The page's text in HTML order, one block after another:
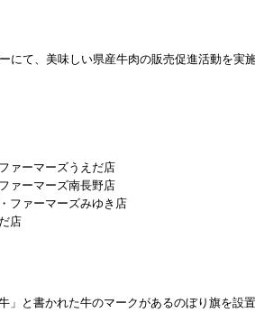
にて、美味しい県産牛肉の販売促進活動を実
ァーマーズうえだ店
ァーマーズ南長野店
ファーマーズみゆき店
店
」と書かれた牛のマークがあるのぼり旗を設